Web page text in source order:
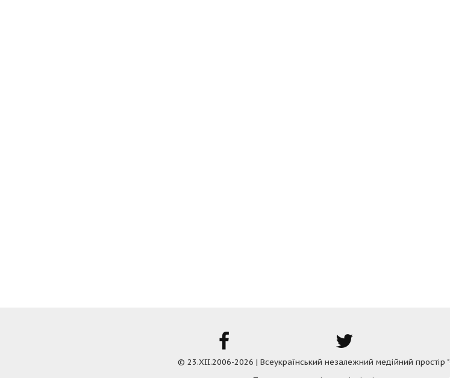
© 23.XII.2006-2026 | Всеукраїнський незалежний медійний простір